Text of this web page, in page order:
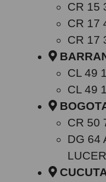
CR 15
CR 17
CR 17
CL 49
CL 49
CR 50
DG 64